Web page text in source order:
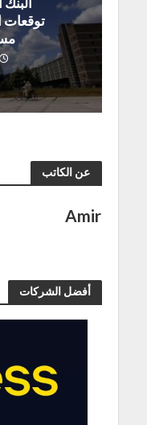
توقعات
عن الكاتب
Amir
أفضل الشركات